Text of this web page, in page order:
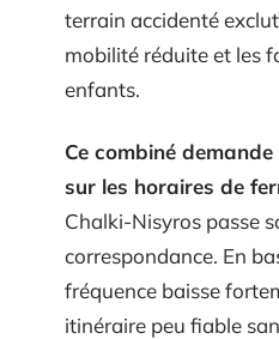
terrain accidenté
mobilité réduite et les
enfants.
Ce combiné
sur les horaires de
Chalki-Nisyros passe
correspondance. En
fréquence baisse
itinéraire peu fiable